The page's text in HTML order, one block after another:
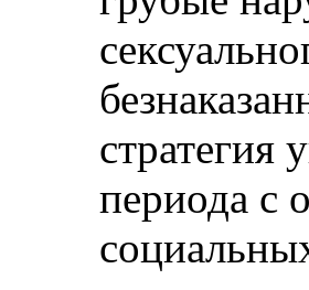
стратегия
периода с